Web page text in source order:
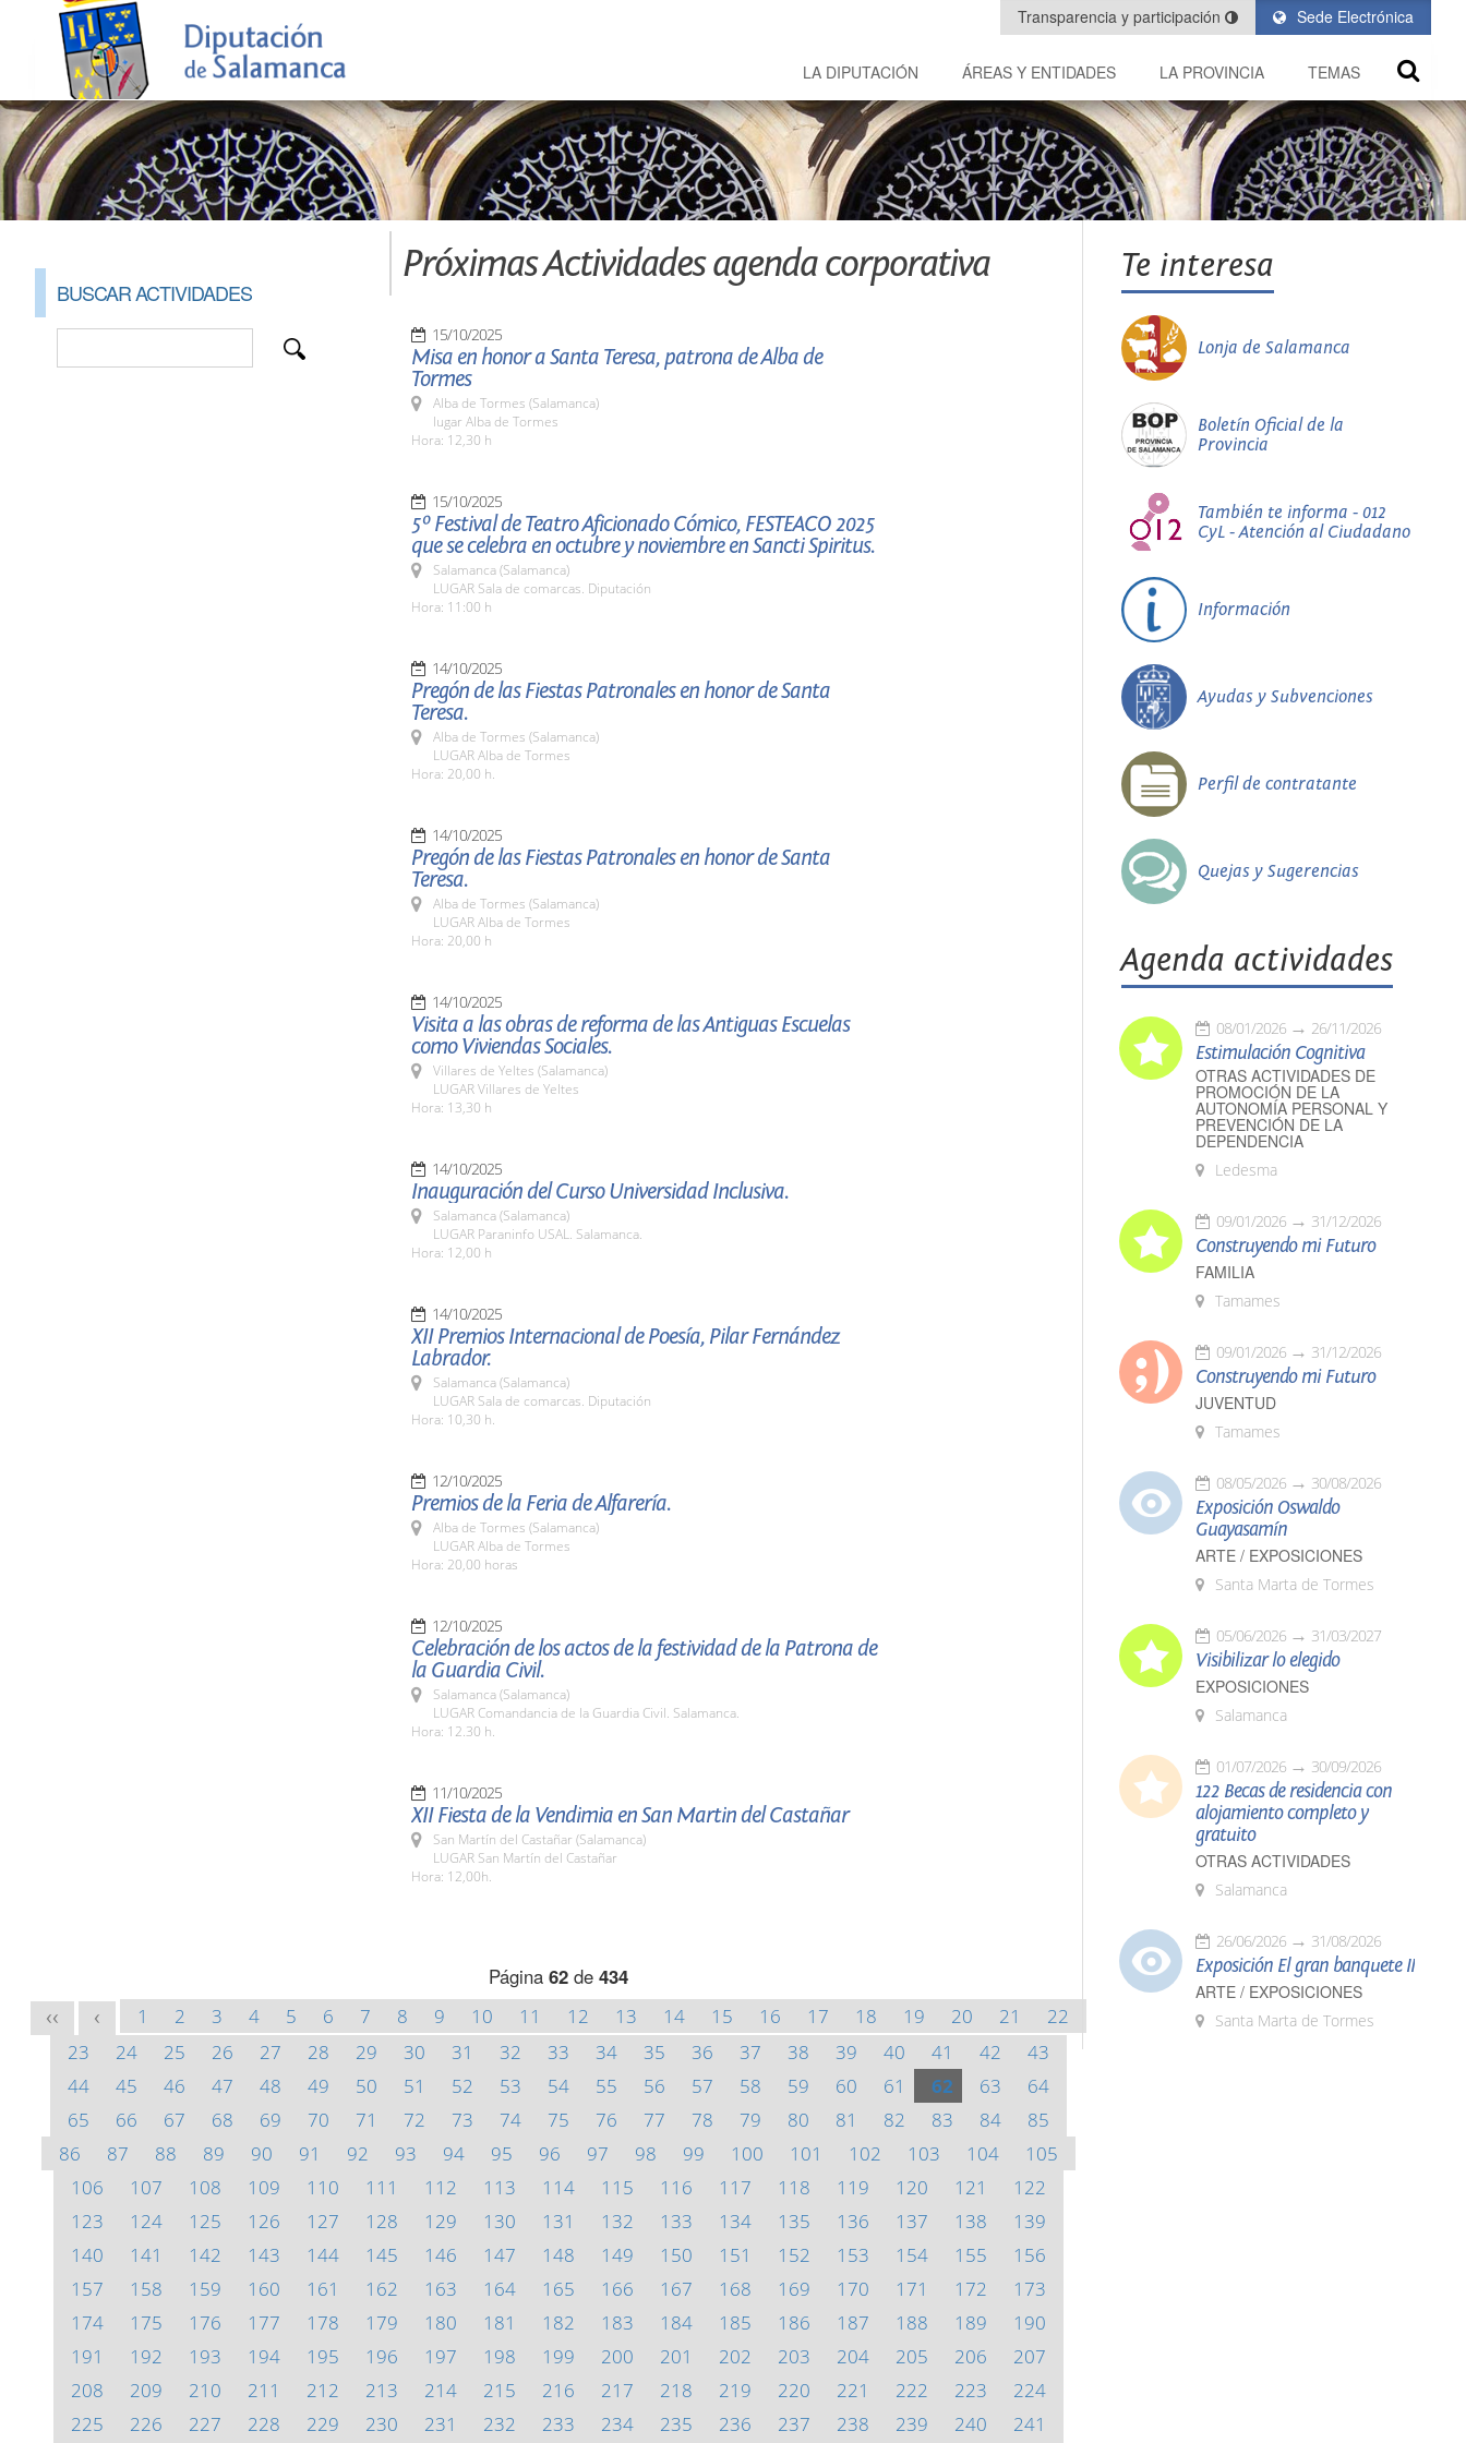
Sede Electrónica
Transparencia y participación
LA DIPUTACIÓN ÁREAS Y ENTIDADES LA PROVINCIA TEMAS
BUSCAR ACTIVIDADES
Próximas Actividades agenda corporativa
15/10/2025
Misa en honor a Santa Teresa, patrona de Alba de
Tormes
Alba de Tormes (Salamanca)
lugar Alba de Tormes
Hora: 12,30 h
15/10/2025
5º Festival de Teatro Aficionado Cómico, FESTEACO 2025
que se celebra en octubre y noviembre en Sancti Spiritus.
Salamanca (Salamanca)
LUGAR Sala de comarcas. Diputación
Hora: 11:00 h
14/10/2025
Pregón de las Fiestas Patronales en honor de Santa
Teresa.
Alba de Tormes (Salamanca)
LUGAR Alba de Tormes
Hora: 20,00 h.
14/10/2025
Pregón de las Fiestas Patronales en honor de Santa
Teresa.
Alba de Tormes (Salamanca)
LUGAR Alba de Tormes
Hora: 20,00 h
14/10/2025
Visita a las obras de reforma de las Antiguas Escuelas
como Viviendas Sociales.
Villares de Yeltes (Salamanca)
LUGAR Villares de Yeltes
Hora: 13,30 h
14/10/2025
Inauguración del Curso Universidad Inclusiva.
Salamanca (Salamanca)
LUGAR Paraninfo USAL. Salamanca.
Hora: 12,00 h
14/10/2025
XII Premios Internacional de Poesía, Pilar Fernández
Labrador.
Salamanca (Salamanca)
LUGAR Sala de comarcas. Diputación
Hora: 10,30 h.
12/10/2025
Premios de la Feria de Alfarería.
Alba de Tormes (Salamanca)
LUGAR Alba de Tormes
Hora: 20,00 horas
12/10/2025
Celebración de los actos de la festividad de la Patrona de
la Guardia Civil.
Salamanca (Salamanca)
LUGAR Comandancia de la Guardia Civil. Salamanca.
Hora: 12.30 h.
11/10/2025
XII Fiesta de la Vendimia en San Martin del Castañar
San Martín del Castañar (Salamanca)
LUGAR San Martín del Castañar
Hora: 12,00h.
Página 62 de 434
<< < 1 2 3 4 5 6 7 8 9 10 11 12 13 14 15 16 17 18 19 20 21
22
23
24 25 26 27 28 29 30 31 32 33 34 35 36 37 38 39 40 41 42
43
44
45 46 47 48 49 50 51 52 53 54 55 56 57 58 59 60 61 62 63
64
65
66 67 68 69 70 71 72 73 74 75 76 77 78 79 80 81 82 83 84
85
86
87 88 89 90 91 92 93 94 95 96 97 98 99 100 101 102 103 104
105
106
107 108 109 110 111 112 113 114 115 116 117 118 119 120 121
122
123
124 125 126 127 128 129 130 131 132 133 134 135 136 137 138
139
140
141 142 143 144 145 146 147 148 149 150 151 152 153 154 155
156
157
158 159 160 161 162 163 164 165 166 167 168 169 170 171 172
173
174
175 176 177 178 179 180 181 182 183 184 185 186 187 188 189
190
191
192 193 194 195 196 197 198 199 200 201 202 203 204 205 206
207
208
209 210 211 212 213 214 215 216 217 218 219 220 221 222 223
224
225
226 227 228 229 230 231 232 233 234 235 236 237 238 239 240 241
Te interesa
Lonja de Salamanca
Boletín Oficial de la
Provincia
También te informa - 012
CyL - Atención al Ciudadano
Información
Ayudas y Subvenciones
Perfil de contratante
Quejas y Sugerencias
Agenda actividades
08/01/2026 26/11/2026
Estimulación Cognitiva
OTRAS ACTIVIDADES DE
PROMOCIÓN DE LA
AUTONOMÍA PERSONAL Y
PREVENCIÓN DE LA
DEPENDENCIA
Ledesma
09/01/2026 31/12/2026
Construyendo mi Futuro
FAMILIA
Tamames
09/01/2026 31/12/2026
Construyendo mi Futuro
JUVENTUD
Tamames
08/05/2026 30/08/2026
Exposición Oswaldo
Guayasamín
ARTE / EXPOSICIONES
Santa Marta de Tormes
05/06/2026 31/03/2027
Visibilizar lo elegido
EXPOSICIONES
Salamanca
01/07/2026 30/09/2026
122 Becas de residencia con
alojamiento completo y
gratuito
OTRAS ACTIVIDADES
Salamanca
26/06/2026 31/08/2026
Exposición El gran banquete II
ARTE / EXPOSICIONES
Santa Marta de Tormes